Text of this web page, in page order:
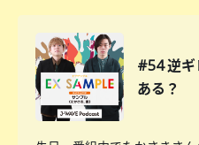
#54 逆ギ
ある？